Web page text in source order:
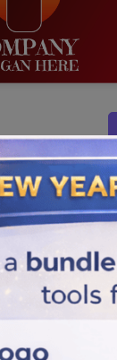
facilmente il
nel logo per
su
semplici e